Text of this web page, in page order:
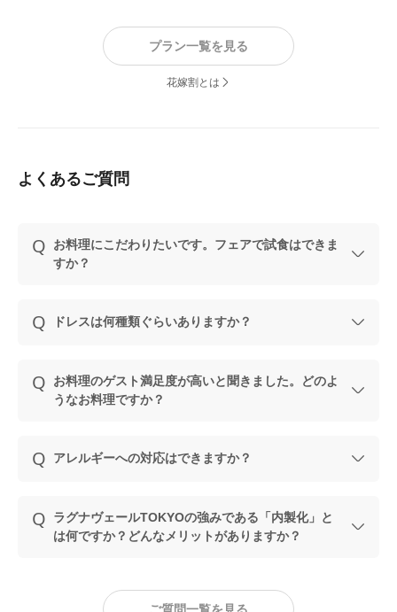
プラン一覧を見る
花嫁割とは
よくあるご質問
お料理にこだわりたいです。フェアで試食はできま
すか？
ドレスは何種類ぐらいありますか？
お料理のゲスト満足度が高いと聞きました。どのよ
うなお料理ですか？
アレルギーへの対応はできますか？
ラグナヴェールTOKYOの強みである「内製化」と
は何ですか？どんなメリットがありますか？